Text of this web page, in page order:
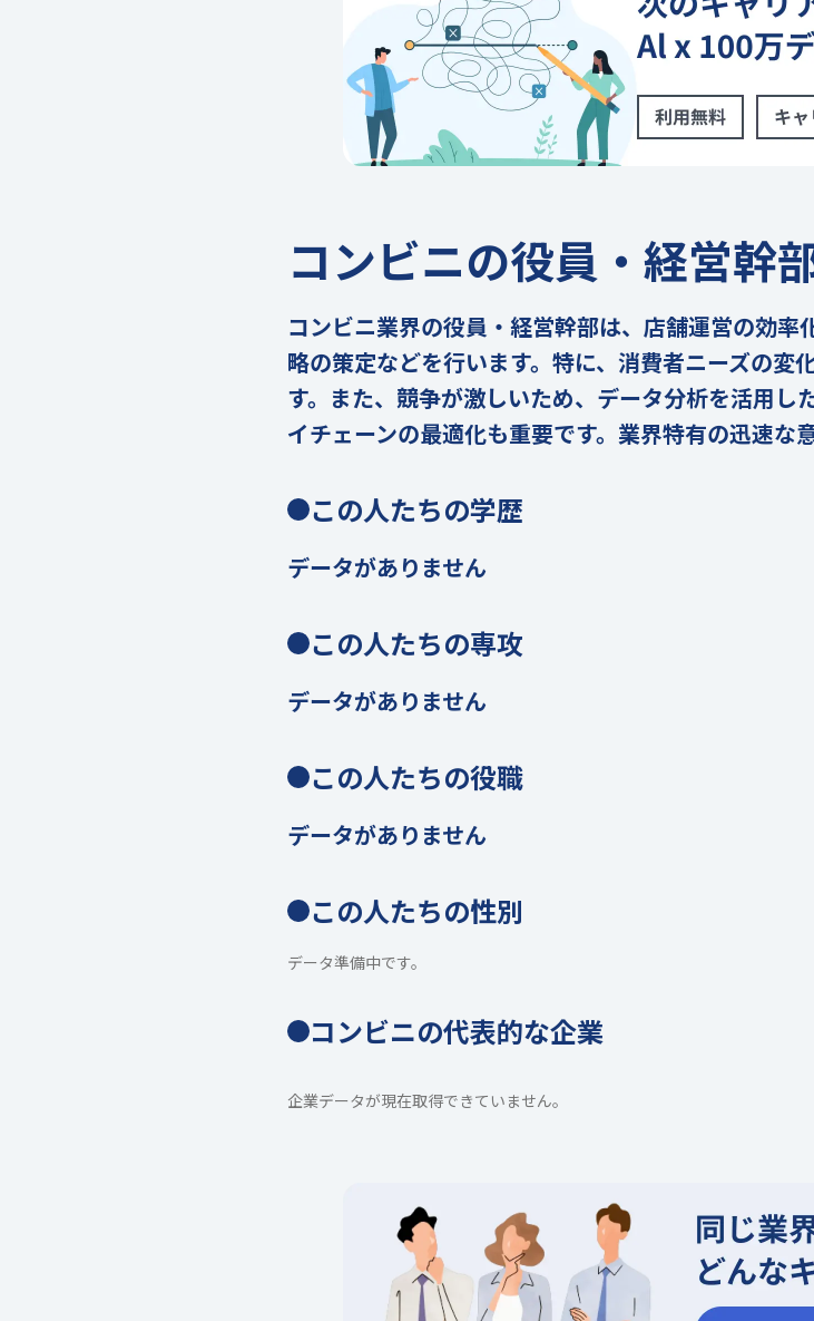
コンビニの役員・経営幹
コンビニ業界の役員・経営幹部は、店舗運営の効
略の策定などを行います。特に、消費者ニーズの変
す。また、競争が激しいため、データ分析を活用し
イチェーンの最適化も重要です。業界特有の迅速な
この人たちの学歴
データがありません
この人たちの専攻
データがありません
この人たちの役職
データがありません
この人たちの性別
データ準備中です。
コンビニの代表的な企業
企業データが現在取得できていません。